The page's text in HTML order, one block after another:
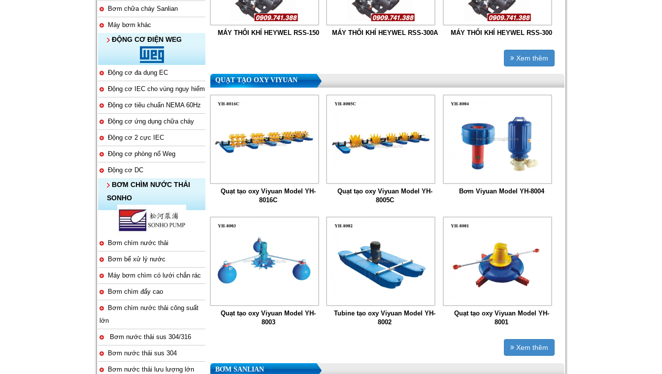
Bơm chữa cháy Sanlian
Máy bơm khác
ĐỘNG CƠ ĐIỆN WEG
Động cơ đa dụng EC
Động cơ IEC cho vùng nguy hiểm
Động cơ tiêu chuẩn NEMA 60Hz
Động cơ ứng dụng chữa cháy
Động cơ 2 cực IEC
Động cơ phòng nổ Weg
Động cơ DC
BƠM CHÌM NƯỚC THẢI
SONHO
Bơm chìm nước thải
Bơm bể xử lý nước
Máy bơm chìm có lưới chắn rác
Bơm chìm đẩy cao
Bơm chìm nước thải công suất
lớn
Bơm nước thải sus 304/316
Bơm nước thải sus 304
Bơm nước thải lưu lượng lớn
MÁY THỔI KHÍ HEYWEL RSS-150 MÁY THỔI KHÍ HEYWEL RSS-300A MÁY THỔI KHÍ HEYWEL RSS-300
Xem thêm
QUẠT TẠO OXY VIYUAN
Quạt tạo oxy Viyuan Model YH-
8016C
Quạt tạo oxy Viyuan Model YH-
8005C
Bơm Viyuan Model YH-8004
Quạt tạo oxy Viyuan Model YH-
8003
Tubine tạo oxy Viyuan Model YH-
8002
Quạt tạo oxy Viyuan Model YH-
8001
Xem thêm
BƠM SANLIAN